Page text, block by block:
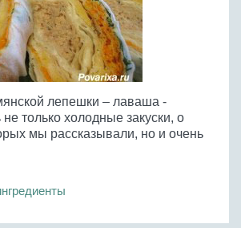
лепешки – лаваша -
только холодные закуски, о
мы рассказывали, но и очень